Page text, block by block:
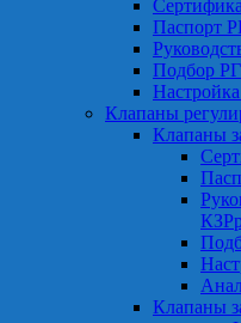
Паспорт
Подбор РГ
Клапаны
Клапаны
Клапаны